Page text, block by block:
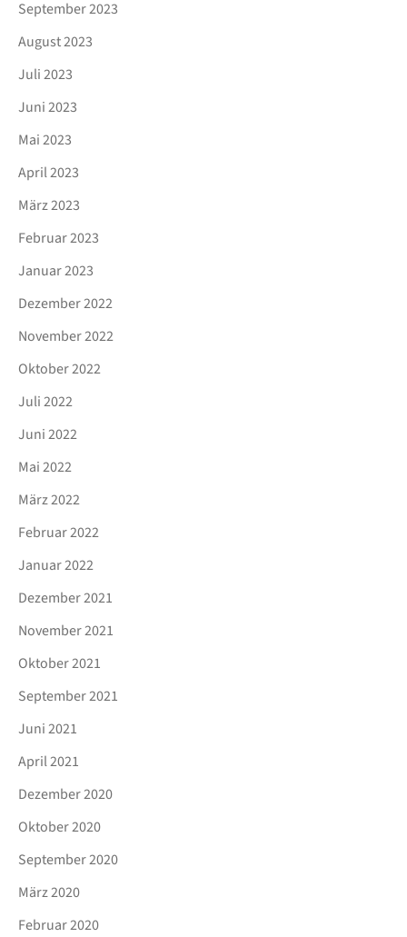
September 2023
August 2023
Juli 2023
Juni 2023
Mai 2023
April 2023
März 2023
Februar 2023
Januar 2023
Dezember 2022
November 2022
Oktober 2022
Juli 2022
Juni 2022
Mai 2022
März 2022
Februar 2022
Januar 2022
Dezember 2021
November 2021
Oktober 2021
September 2021
Juni 2021
April 2021
Dezember 2020
Oktober 2020
September 2020
März 2020
Februar 2020